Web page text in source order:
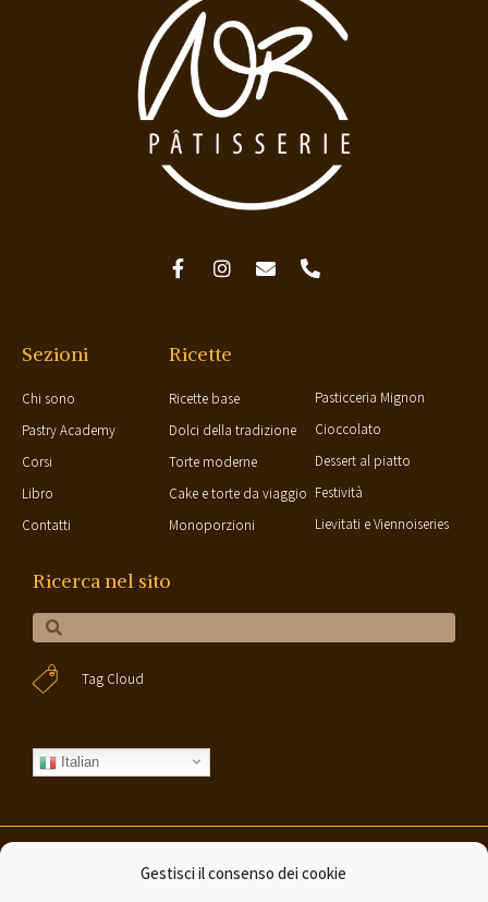
Gestisci il consenso dei cookie
Sezioni
Chi sono
Pastry Academy
Corsi
Libro
Contatti
Ricette
Ricette base
Dolci della tradizione
Torte moderne
Cake e torte da viaggio
Monoporzioni
Pasticceria Mignon
Cioccolato
Dessert al piatto
Festività
Lievitati e Viennoiseries
Ricerca nel sito
Tag Cloud
Italian
©Valerio Barralis 2020 – All rights reserved | P.IVA 03776250122